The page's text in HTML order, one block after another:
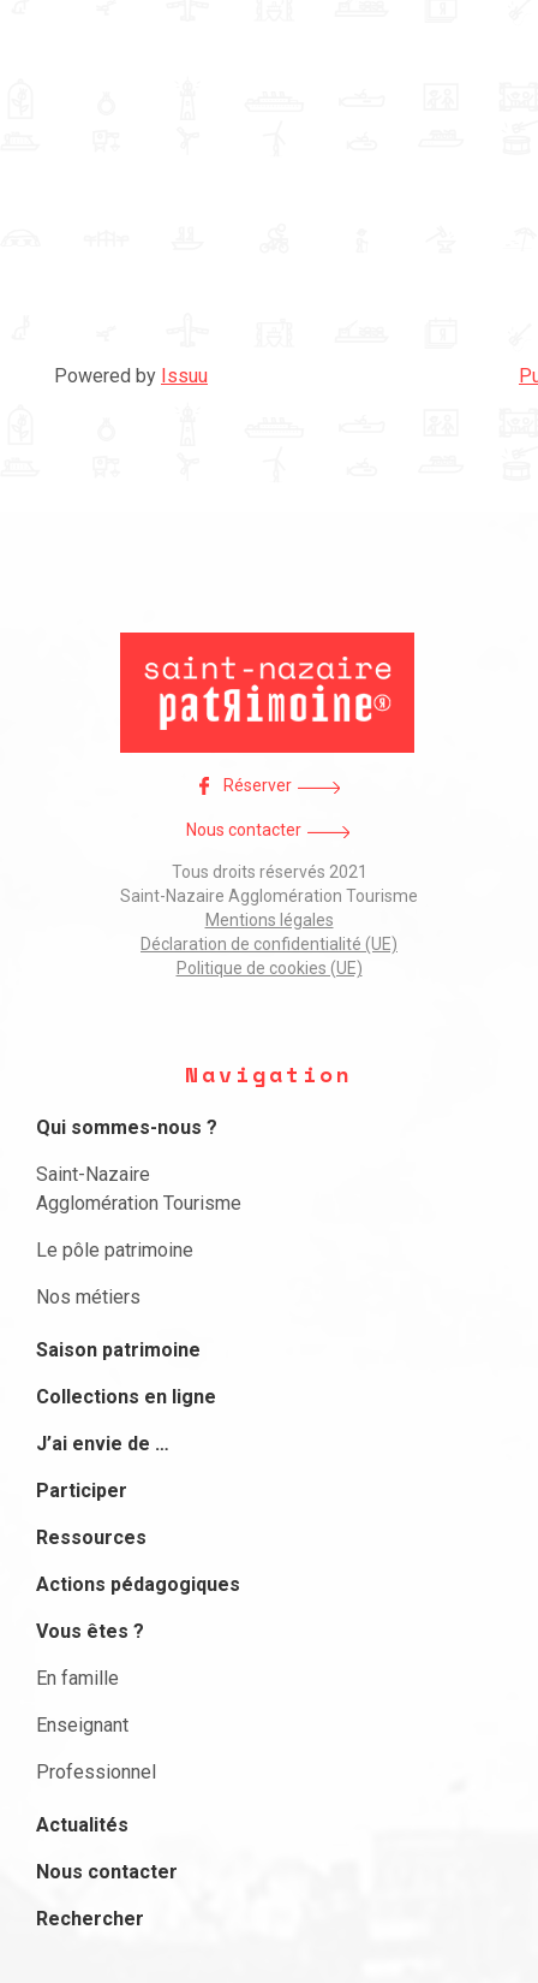
Powered by Issuu
Réserver
Nous contacter
Tous droits réservés 2021
Saint-Nazaire Agglomération Tourisme
Mentions légales
Déclaration de confidentialité (UE)
Politique de cookies (UE)
Navigation
Qui sommes-nous ?
Saint-Nazaire
Agglomération Tourisme
Le pôle patrimoine
Nos métiers
Saison patrimoine
Collections en ligne
J’ai envie de …
Participer
Ressources
Actions pédagogiques
Vous êtes ?
En famille
Enseignant
Professionnel
Actualités
Nous contacter
Rechercher